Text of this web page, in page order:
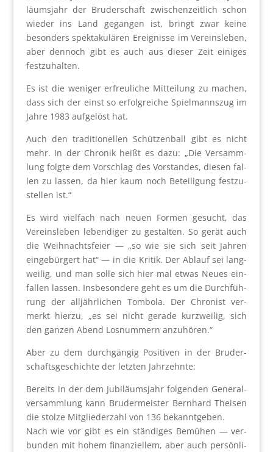
lä­ums­jahr der Bru­der­schaft zwi­schen­zeit­lich schon
wie­der ins Land gegan­gen ist, bringt zwar kei­ne
beson­ders spek­ta­ku­lä­ren Ereig­nis­se im Ver­eins­le­ben,
aber den­noch gibt es auch aus die­ser Zeit ei­niges
fest­zu­hal­ten.
Es ist die weni­ger erfreu­li­che Mit­tei­lung zu machen,
dass sich der einst so erfolg­rei­che Spiel­manns­zug im
Jah­re 1983 auf­ge­löst hat.
Auch den tra­di­tio­nel­len Schüt­zen­ball gibt es nicht
mehr. In der Chro­nik heißt es dazu: „Die Ver­samm­
lung folg­te dem Vor­schlag des Vor­stan­des, die­sen fal­
len zu las­sen, da hier kaum noch Betei­li­gung fest­zu­
stel­len ist.“
Es wird viel­fach nach neu­en For­men gesucht, das
Ver­eins­le­ben leben­di­ger zu gestal­ten. So gerät auch
die Weih­nachts­fei­er — „so wie sie sich seit Jah­ren
ein­ge­bür­gert hat“ — in die Kri­tik. Der Ablauf sei lang­
wei­lig, und man sol­le sich hier mal etwas Neu­es ein­
fal­len las­sen. Ins­be­son­de­re geht es um die Durch­füh­
rung der all­jähr­li­chen Tom­bo­la. Der Chro­nist ver­
merkt hier­zu, „es sei nicht gera­de kurz­wei­lig, sich
den gan­zen Abend Los­num­mern anzu­hö­ren.“
Aber zu dem durch­gän­gig Posi­ti­ven in der Bru­der­
schafts­ge­schich­te der letz­ten Jahr­zehn­te:
Bereits in der dem Jubi­lä­ums­jahr fol­gen­den Gene­ral­
ver­samm­lung kann Bru­der­meis­ter Bern­hard Thei­sen
die stol­ze Mit­glie­der­zahl von 136 bekannt­ge­ben.
Nach wie vor gibt es ein stän­di­ges Bemü­hen — ver­
bun­den mit hohem finan­zi­el­lem, aber auch per­sön­li­